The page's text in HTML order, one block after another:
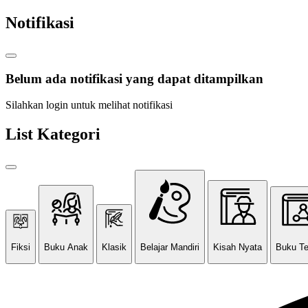
Notifikasi
Belum ada notifikasi yang dapat ditampilkan
Silahkan login untuk melihat notifikasi
List Kategori
Fiksi Buku Anak Klasik Belajar Mandiri Kisah Nyata Buku